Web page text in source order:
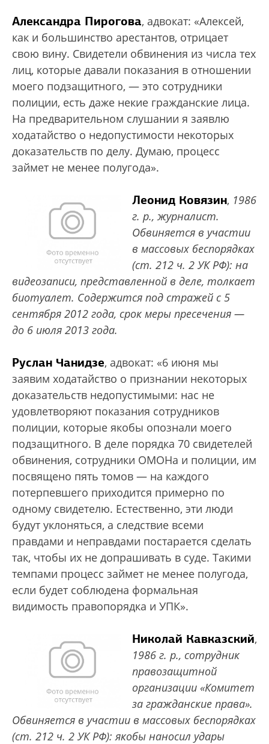
Александра Пирогова, адвокат: «Алексей,
как и большинство арестантов, отрицает
свою вину. Свидетели обвинения из числа тех
лиц, которые давали показания в отношении
моего подзащитного, — это сотрудники
полиции, есть даже некие гражданские лица.
На предварительном слушании я заявлю
ходатайство о недопустимости некоторых
доказательств по делу. Думаю, процесс
займет не менее полугода».
Леонид Ковязин, 1986
г. р., журналист.
Обвиняется в участии
в массовых беспорядках
(ст. 212 ч. 2 УК РФ): на
видеозаписи, представленной в деле, толкает
биотуалет. Содержится под стражей с 5
сентября 2012 года, срок меры пресечения —
до 6 июля 2013 года.
Руслан Чанидзе, адвокат: «6 июня мы
заявим ходатайство о признании некоторых
доказательств недопустимыми: нас не
удовлетворяют показания сотрудников
полиции, которые якобы опознали моего
подзащитного. В деле порядка 70 свидетелей
обвинения, сотрудники ОМОНа и полиции, им
посвящено пять томов — на каждого
потерпевшего приходится примерно по
одному свидетелю. Естественно, эти люди
будут уклоняться, а следствие всеми
правдами и неправдами постарается сделать
так, чтобы их не допрашивать в суде. Такими
темпами процесс займет не менее полугода,
если будет соблюдена формальная
видимость правопорядка и УПК».
Николай Кавказский,
1986 г. р., сотрудник
правозащитной
организации «Комитет
за гражданские права».
Обвиняется в участии в массовых беспорядках
(ст. 212 ч. 2 УК РФ): якобы наносил удары